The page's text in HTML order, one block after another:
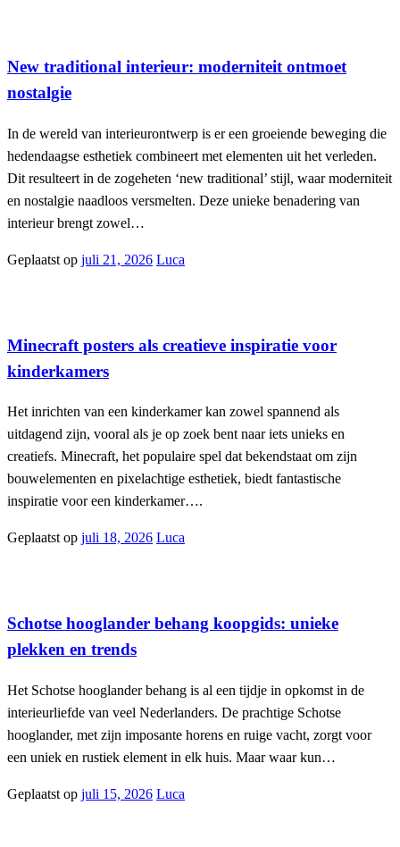
New traditional interieur: moderniteit ontmoet
nostalgie
In de wereld van interieurontwerp is er een groeiende beweging die
hedendaagse esthetiek combineert met elementen uit het verleden.
Dit resulteert in de zogeheten ‘new traditional’ stijl, waar moderniteit
en nostalgie naadloos versmelten. Deze unieke benadering van
interieur brengt zowel…
Geplaatst op juli 21, 2026 Luca
Minecraft posters als creatieve inspiratie voor
kinderkamers
Het inrichten van een kinderkamer kan zowel spannend als
uitdagend zijn, vooral als je op zoek bent naar iets unieks en
creatiefs. Minecraft, het populaire spel dat bekendstaat om zijn
bouwelementen en pixelachtige esthetiek, biedt fantastische
inspiratie voor een kinderkamer….
Geplaatst op juli 18, 2026 Luca
Schotse hooglander behang koopgids: unieke
plekken en trends
Het Schotse hooglander behang is al een tijdje in opkomst in de
interieurliefde van veel Nederlanders. De prachtige Schotse
hooglander, met zijn imposante horens en ruige vacht, zorgt voor
een uniek en rustiek element in elk huis. Maar waar kun…
Geplaatst op juli 15, 2026 Luca